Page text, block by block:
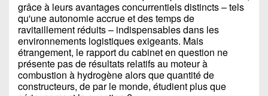
grâce à leurs avantages concurrentiels distincts – tels
qu'une autonomie accrue et des temps de
ravitaillement réduits – indispensables dans les
environnements logistiques exigeants. Mais
étrangement, le rapport du cabinet en question ne
présente pas de résultats relatifs au moteur à
combustion à hydrogène alors que quantité de
constructeurs, de par le monde, étudient plus que